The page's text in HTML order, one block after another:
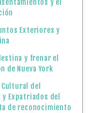
y el
Exteriores y
y frenar el
de Nueva York
del
Expatriados del
de reconocimiento